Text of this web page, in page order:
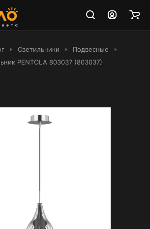
Светильники
Подвесные
PENTOLA 803037 (803037)